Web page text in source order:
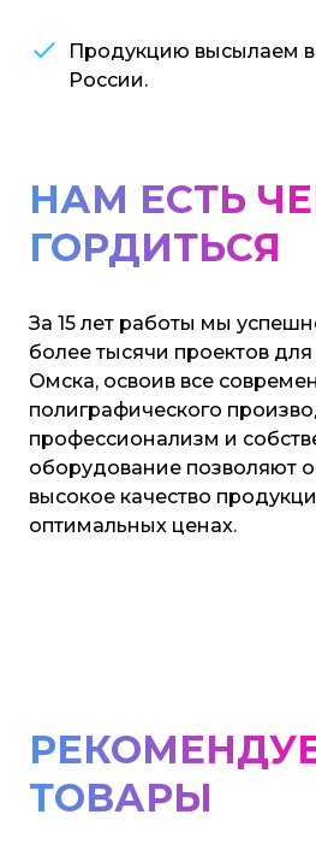
Продукцию высылаем
России.
НАМ ЕСТЬ
ГОРДИТЬСЯ
За 15 лет работы мы
более тысячи проектов
Омска, освоив все
полиграфического
профессионализм и
оборудование позволяют
высокое качество
оптимальных ценах.
ТОВАРЫ